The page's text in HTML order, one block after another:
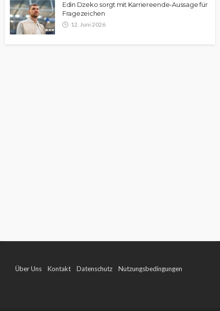
Edin Dzeko sorgt mit Karriereende-Aussage für
Fragezeichen
12. Juni 2026
Über Uns Kontakt Datenschutz Nutzungsbedingungen